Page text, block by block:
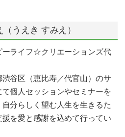
うえき すみえ）
ーライフ☆クリエーションズ代
渋谷区（恵比寿／代官山）のサ
て個人セッションやセミナーを
自分らしく望む人生を生きるた
援を愛と感謝を込めて行ってい